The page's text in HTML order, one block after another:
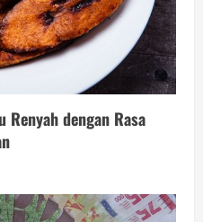
Renyah dengan Rasa